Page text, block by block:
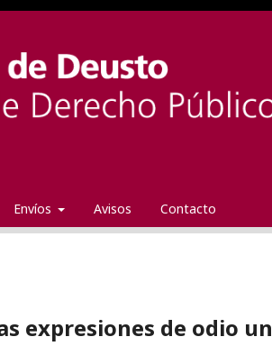
Envíos Avisos Contacto
expresiones de odio un